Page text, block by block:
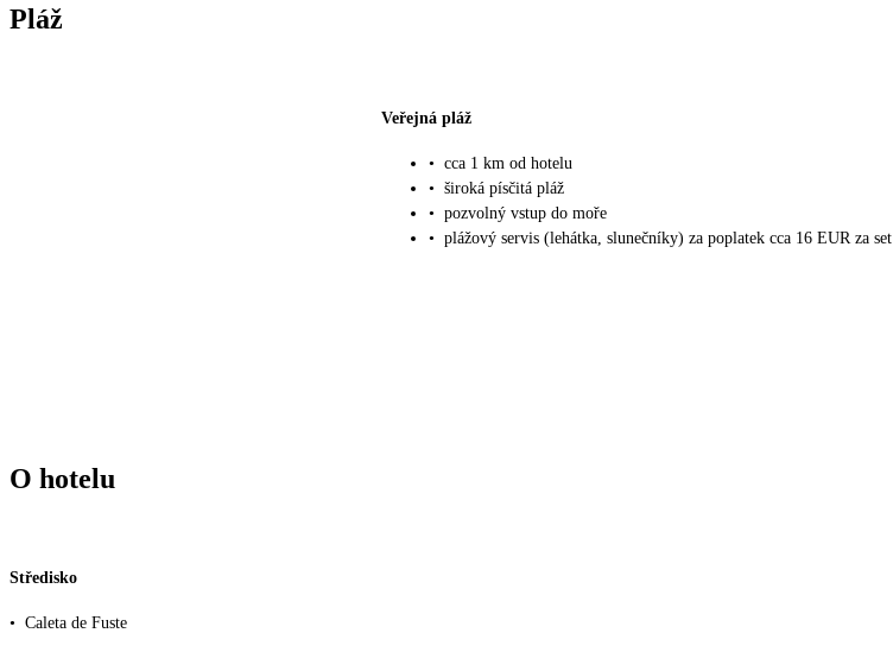
Pláž
Veřejná pláž
• cca 1 km od hotelu
• široká písčitá pláž
• pozvolný vstup do moře
• plážový servis (lehátka, slunečníky) za poplatek cca 16 EUR za set
O hotelu
Středisko
• Caleta de Fuste